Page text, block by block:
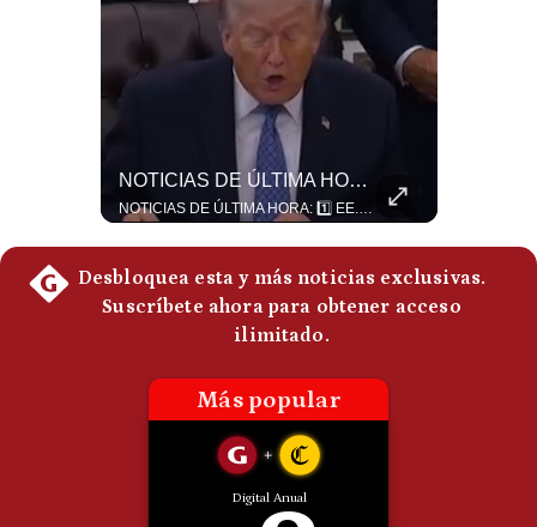
Preguntas
NOTICIAS DE ÚLTIMA HORA: EE.UU. Se Queda Sin Misiles En Medio Oriente